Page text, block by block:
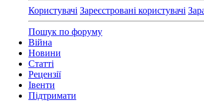
Користувачі Зареєстровані користувачі
Пошук по форуму
Війна
Новини
Статті
Рецензії
Івенти
Підтримати